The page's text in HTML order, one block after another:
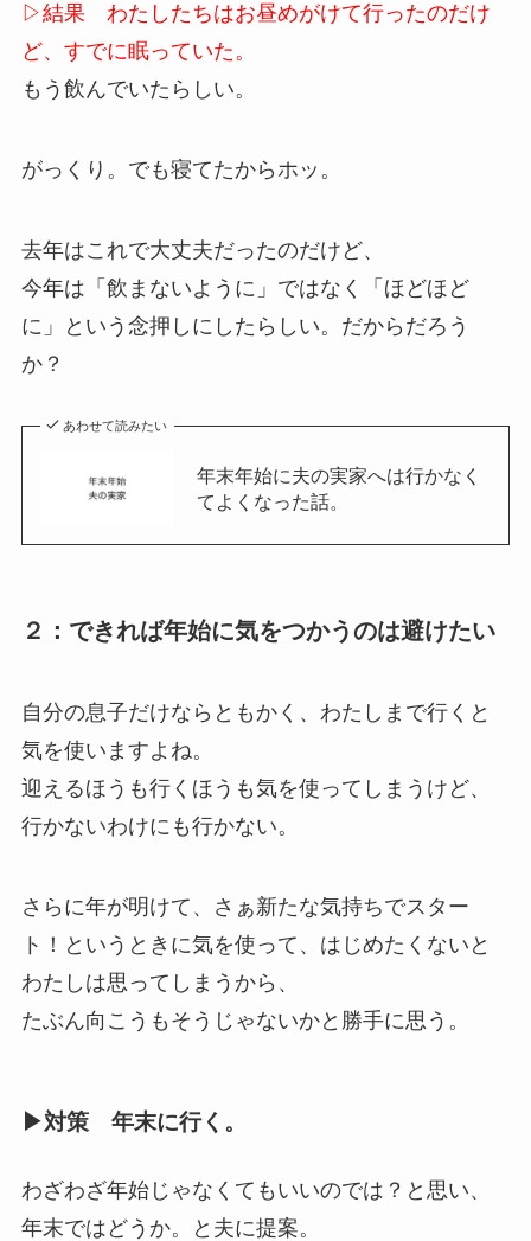
▷結果 わたしたちはお昼めがけて行ったのだけ
ど、すでに眠っていた。
もう飲んでいたらしい。
がっくり。でも寝てたからホッ。
去年はこれで大丈夫だったのだけど、
今年は「飲まないように」ではなく「ほどほど
に」という念押しにしたらしい。だからだろう
か？
あわせて読みたい
年末年始に夫の実家へは行かなく
てよくなった話。
２：できれば年始に気をつかうのは避けたい
自分の息子だけならともかく、わたしまで行くと
気を使いますよね。
迎えるほうも行くほうも気を使ってしまうけど、
行かないわけにも行かない。
さらに年が明けて、さぁ新たな気持ちでスター
ト！というときに気を使って、はじめたくないと
わたしは思ってしまうから、
たぶん向こうもそうじゃないかと勝手に思う。
▶︎対策 年末に行く。
わざわざ年始じゃなくてもいいのでは？と思い、
年末ではどうか。と夫に提案。